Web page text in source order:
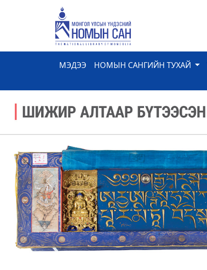
МЭДЭЭ НОМЫН САНГИЙН ТУХАЙ
Previous